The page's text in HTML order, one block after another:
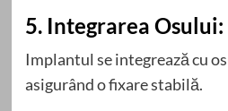
5. Integrarea Osului:
Implantul se integrează cu
asigurând o fixare stabilă.